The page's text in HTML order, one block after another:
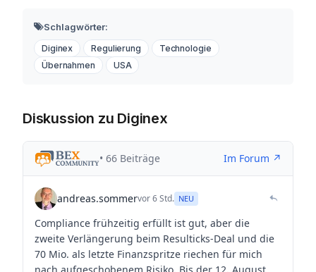
Schlagwörter:
Diginex Regulierung
Technologie
Übernahmen
USA
Diskussion zu Diginex